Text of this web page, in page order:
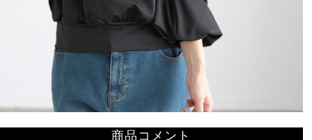
商品コメント